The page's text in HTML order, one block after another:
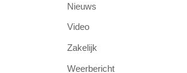
Nieuws
Video
Zakelijk
Weerbericht